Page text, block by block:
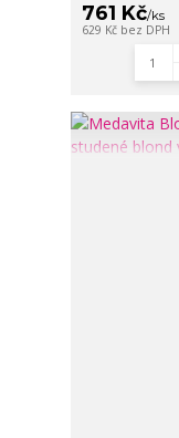
761 Kč/ks
629 Kč bez DPH